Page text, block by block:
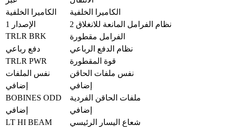
الكاميرا الخلفية
الكاميرا الخلفية
الإصدار 1
نظام الفرامل المانعة للانغلاق 2
TRLR BRK
الفرامل مقطورة
دفع رباعي
نظام الدفع الرباعي
TRLR PWR
قوة المقطورة
نفس الملفات
نفس ملفات الحاقن
إضافي
إضافي
BOBINES ODD
ملفات الحاقن الفردية
إضافي
إضافي
LT HI BEAM
شعاع اليسار الرئيسي